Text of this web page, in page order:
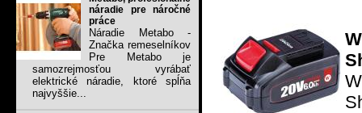
náradie pre náročné
práce
Náradie Metabo -
Značka remeselníkov
Pre Metabo je
samozrejmosťou vyrábať
elektrické náradie, ktoré spĺňa
najvyššie...